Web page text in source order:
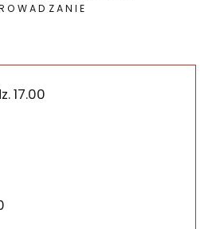
17.00
oprowadzania po